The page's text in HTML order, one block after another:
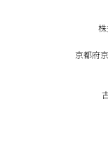
京都府